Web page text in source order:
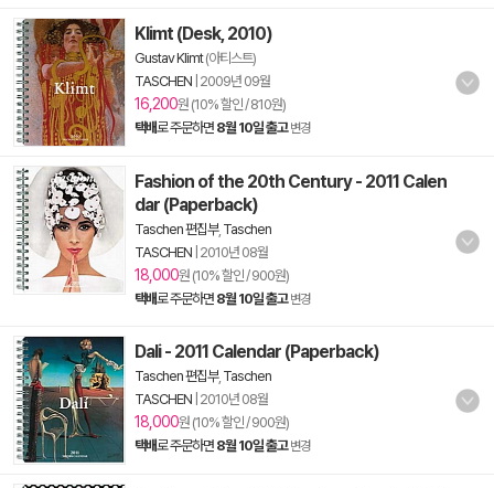
Klimt (Desk, 2010)
Gustav Klimt(아티스트)
TASCHEN 2009년 09월
16,200원 (10% 할인 / 810원)
택배로 주문하면 8월 10일 출고 변경
Fashion of the 20th Century - 2011 Calen
dar (Paperback)
Taschen 편집부, Taschen
TASCHEN 2010년 08월
18,000원 (10% 할인 / 900원)
택배로 주문하면 8월 10일 출고 변경
Dali - 2011 Calendar (Paperback)
Taschen 편집부, Taschen
TASCHEN 2010년 08월
18,000원 (10% 할인 / 900원)
택배로 주문하면 8월 10일 출고 변경